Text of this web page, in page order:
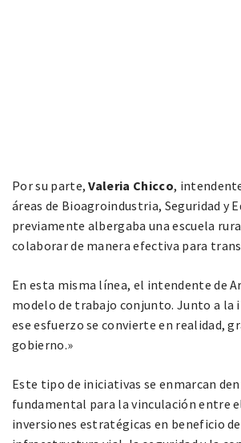
Por su parte,Valeria Chicco,
áreas de Bioagroindustria, Seguridad y
previamente albergaba una escuela
colaborar de manera efectiva para
En esta misma línea, el intendente de
modelo de trabajo conjunto. Junto a la
ese esfuerzo se convierte en realidad,
gobierno.»
Este tipo de iniciativas se enmarcan
fundamental para la vinculación entre
inversiones estratégicas en beneficio